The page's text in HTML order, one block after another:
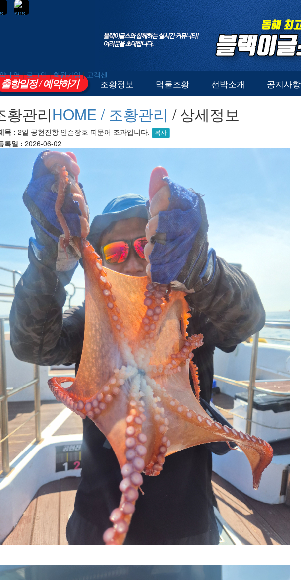
내역|로그인|회원가입|고객센
출항일정 / 예약하기 조황정보 먹물조황 선박소개 공지사항
황관리HOME / 조황관리 / 상세정보
목 : 2일 공현진항 안슨장호 피문어 조과입니다. 복사
록일 : 2026-06-02